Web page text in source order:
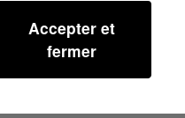
Accepter et
fermer